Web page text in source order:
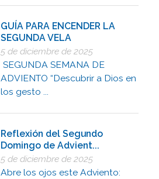
GUÍA PARA ENCENDER LA
SEGUNDA VELA
5 de diciembre de 2025
SEGUNDA SEMANA DE
ADVIENTO “Descubrir a Dios en
los gesto ...
Reflexión del Segundo
Domingo de Advient...
5 de diciembre de 2025
Abre los ojos este Adviento: